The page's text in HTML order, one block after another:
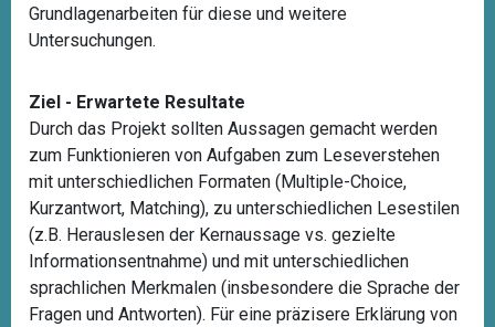
Grundlagenarbeiten für diese und weitere
Untersuchungen.
Ziel - Erwartete Resultate
Durch das Projekt sollten Aussagen gemacht werden
zum Funktionieren von Aufgaben zum Leseverstehen
mit unterschiedlichen Formaten (Multiple-Choice,
Kurzantwort, Matching), zu unterschiedlichen Lesestilen
(z.B. Herauslesen der Kernaussage vs. gezielte
Informationsentnahme) und mit unterschiedlichen
sprachlichen Merkmalen (insbesondere die Sprache der
Fragen und Antworten). Für eine präzisere Erklärung von